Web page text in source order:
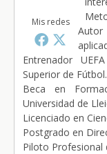
Mis redes
Autor
Entrenador
Superior de Fútbol.
Beca en
Universidad de
Licenciado en
Postgrado en
Piloto Profesional